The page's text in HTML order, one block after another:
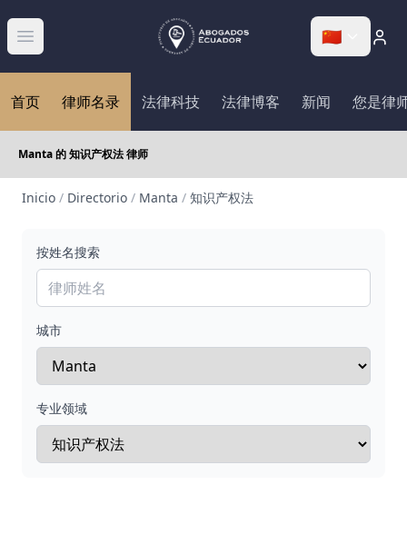
Abrir menú 🇨🇳
首页 律师名录 法律科技 法律博客 新闻 您是律
Manta 的 知识产权法 律师
Inicio / Directorio / Manta / 知识产权法
按姓名搜索
城市
专业领域